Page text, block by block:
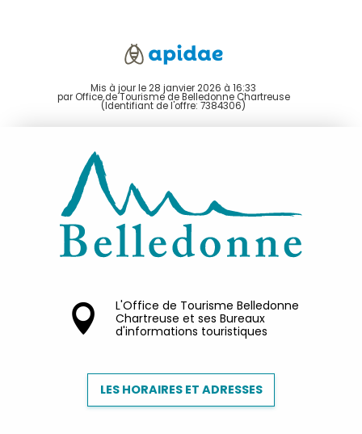
Mis à jour le 28 janvier 2026 à 16:33
par Office de Tourisme de Belledonne Chartreuse
(Identifiant de l'offre: 7384306)
L'Office de Tourisme Belledonne
Chartreuse et ses Bureaux
d'informations touristiques
LES HORAIRES ET ADRESSES